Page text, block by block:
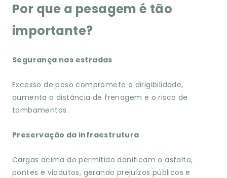
Por que a pesagem é tão
importante?
Segurança nas estradas
Excesso de peso compromete a dirigibilidade,
aumenta a distância de frenagem e o risco de
tombamentos.
Preservação da infraestrutura
Cargas acima do permitido danificam o asfalto,
pontes e viadutos, gerando prejuízos públicos e